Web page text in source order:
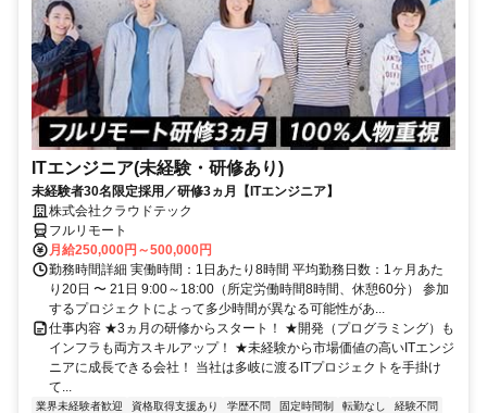
ITエンジニア(未経験・研修あり)
未経験者30名限定採用／研修3ヵ月【ITエンジニア】
株式会社クラウドテック
フルリモート
月給250,000円～500,000円
勤務時間詳細 実働時間：1日あたり8時間 平均勤務日数：1ヶ月あた
り20日 〜 21日 9:00～18:00（所定労働時間8時間、休憩60分） 参加
するプロジェクトによって多少時間が異なる可能性があ...
仕事内容 ★3ヵ月の研修からスタート！ ★開発（プログラミング）も
インフラも両方スキルアップ！ ★未経験から市場価値の高いITエンジ
ニアに成長できる会社！ 当社は多岐に渡るITプロジェクトを手掛け
て...
業界未経験者歓迎 資格取得支援あり 学歴不問 固定時間制 転勤なし
経験不問